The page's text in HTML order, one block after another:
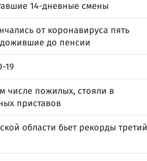
14-дневные смены
от коронавируса пять
до пенсии
19
числе пожилых, стояли в
приставов
области бьет рекорды третий